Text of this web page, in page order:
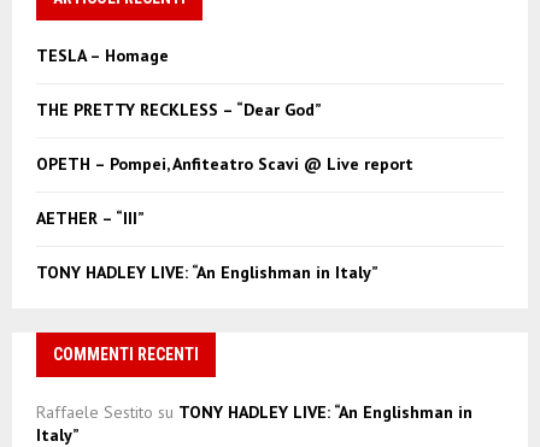
h
o
TESLA – Homage
THE PRETTY RECKLESS – “Dear God”
OPETH – Pompei, Anfiteatro Scavi @ Live report
AETHER – “III”
TONY HADLEY LIVE: “An Englishman in Italy”
COMMENTI RECENTI
Raffaele Sestito su TONY HADLEY LIVE: “An Englishman in
Italy”